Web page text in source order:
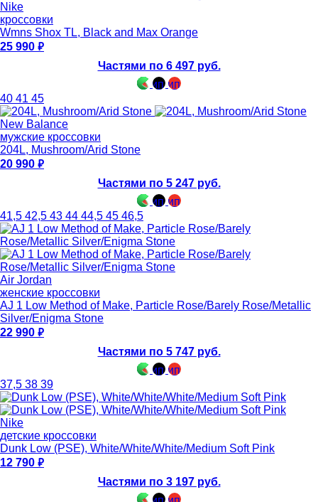
Nike
кроссовки
Wmns Shox TL, Black and Max Orange
25 990
Частями по 6 497 руб.
40 41 45
New Balance
мужские кроссовки
204L, Mushroom/Arid Stone
20 990
Частями по 5 247 руб.
41,5 42,5 43 44 44,5 45 46,5
Air Jordan
женские кроссовки
AJ 1 Low Method of Make, Particle Rose/Barely Rose/Metallic
Silver/Enigma Stone
22 990
Частями по 5 747 руб.
37,5 38 39
Nike
детские кроссовки
Dunk Low (PSE), White/White/White/Medium Soft Pink
12 790
Частями по 3 197 руб.